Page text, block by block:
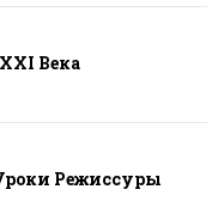
Века
Режиссуры